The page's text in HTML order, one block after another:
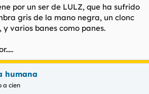
por un ser de LULZ, que ha sufrido
gris de la mano negra, un clonc
varios banes como panes.
humana
a cien